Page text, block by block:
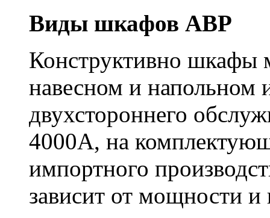
Виды шкафов АВР
Конструктивно шкафы
навесном и напольном
двухстороннего
4000А, на
импортного
зависит от мощности и